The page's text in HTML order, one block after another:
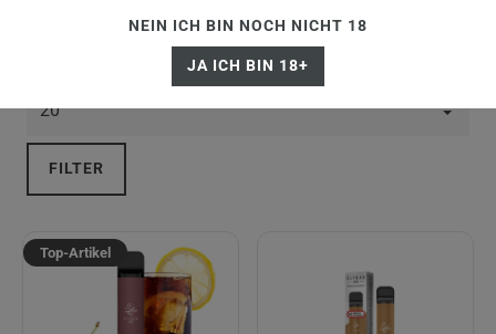
FILTER
Top-Artikel
NEIN ICH BIN NOCH NICHT 18
JA ICH BIN 18+